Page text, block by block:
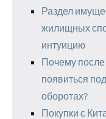
Раздел
жилищных
интуицию
Почему
появиться
оборотах?
Покупки с